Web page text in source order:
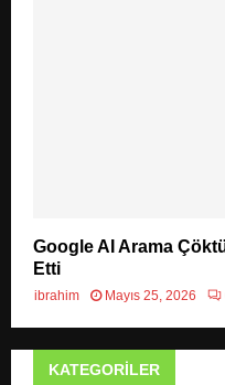
Google AI Arama
Etti
ibrahim Mayıs 25, 2026
KATEGORILER